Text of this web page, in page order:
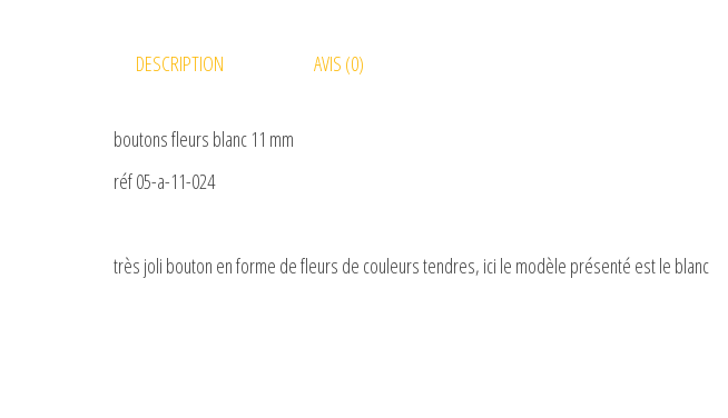
DESCRIPTION AVIS (0)
boutons fleurs blanc 11 mm
réf 05-a-11-024
très joli bouton en forme de fleurs de couleurs tendres, ici le modèle présenté est le blanc